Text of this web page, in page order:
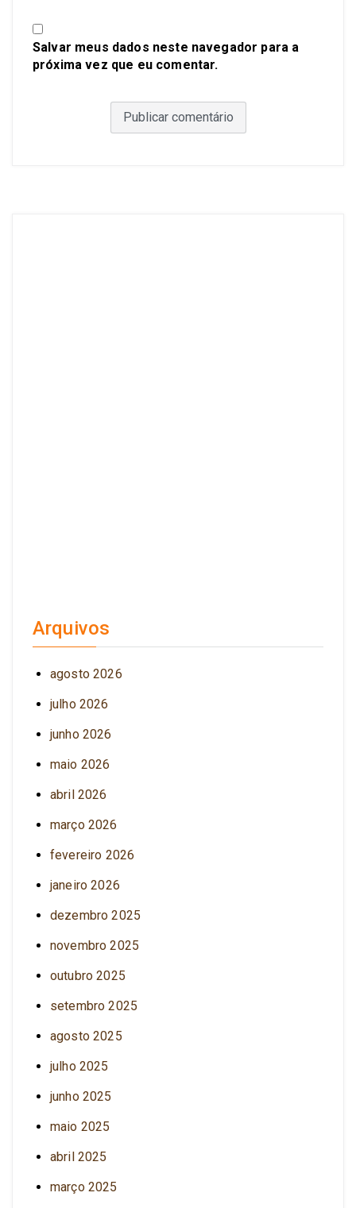
Salvar meus dados neste navegador para a
próxima vez que eu comentar.
Arquivos
agosto 2026
julho 2026
junho 2026
maio 2026
abril 2026
março 2026
fevereiro 2026
janeiro 2026
dezembro 2025
novembro 2025
outubro 2025
setembro 2025
agosto 2025
julho 2025
junho 2025
maio 2025
abril 2025
março 2025